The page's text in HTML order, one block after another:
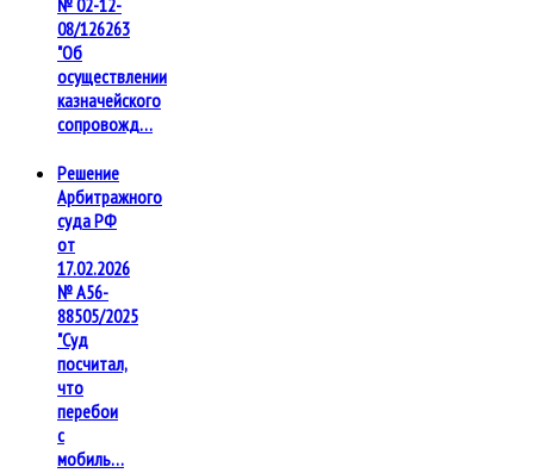
№ 02-12-
08/126263
"Об
осуществлении
казначейского
сопровожд…
Решение
Арбитражного
суда РФ
от
17.02.2026
№ А56-
88505/2025
"Суд
посчитал,
что
перебои
с
мобиль…